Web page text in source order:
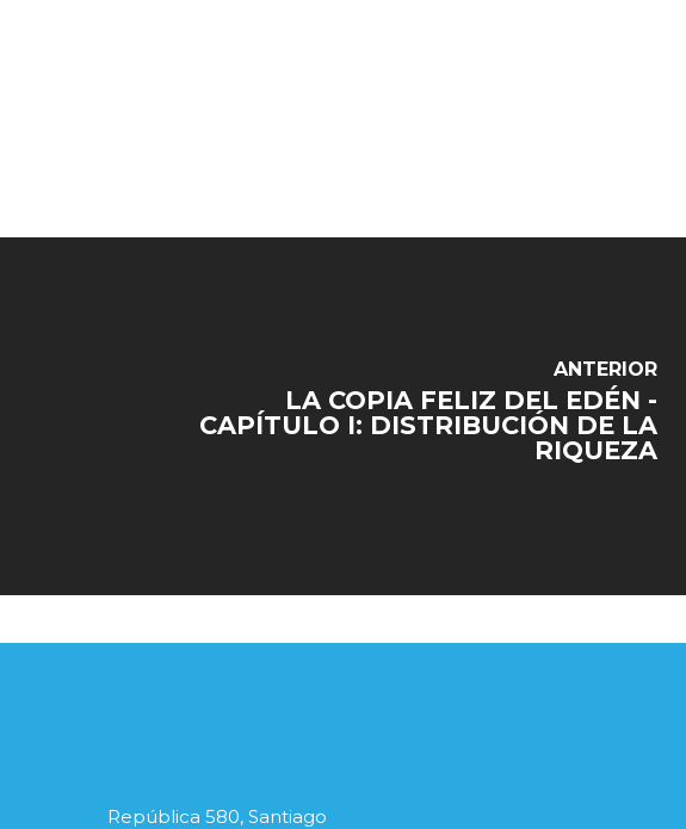
ANTERIOR
LA COPIA FELIZ DEL EDÉN -
CAPÍTULO I: DISTRIBUCIÓN DE LA
RIQUEZA
República 580, Santiago